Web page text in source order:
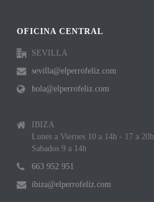
OFICINA CENTRAL
SEVILLA
sevilla@elperrofeliz.com
hola@elperrofeliz.com
IBIZA
Lunes a Viernes 10 a 14h - 17 a 20h
Sabados 9 a 14h
663 952 951
ibiza@elperrofeliz.com